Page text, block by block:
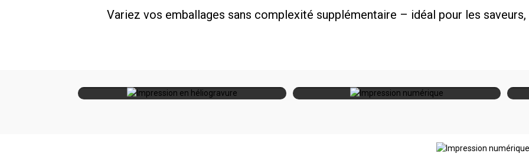
Variez vos emballages sans complexité supplémentaire – idéal pour les